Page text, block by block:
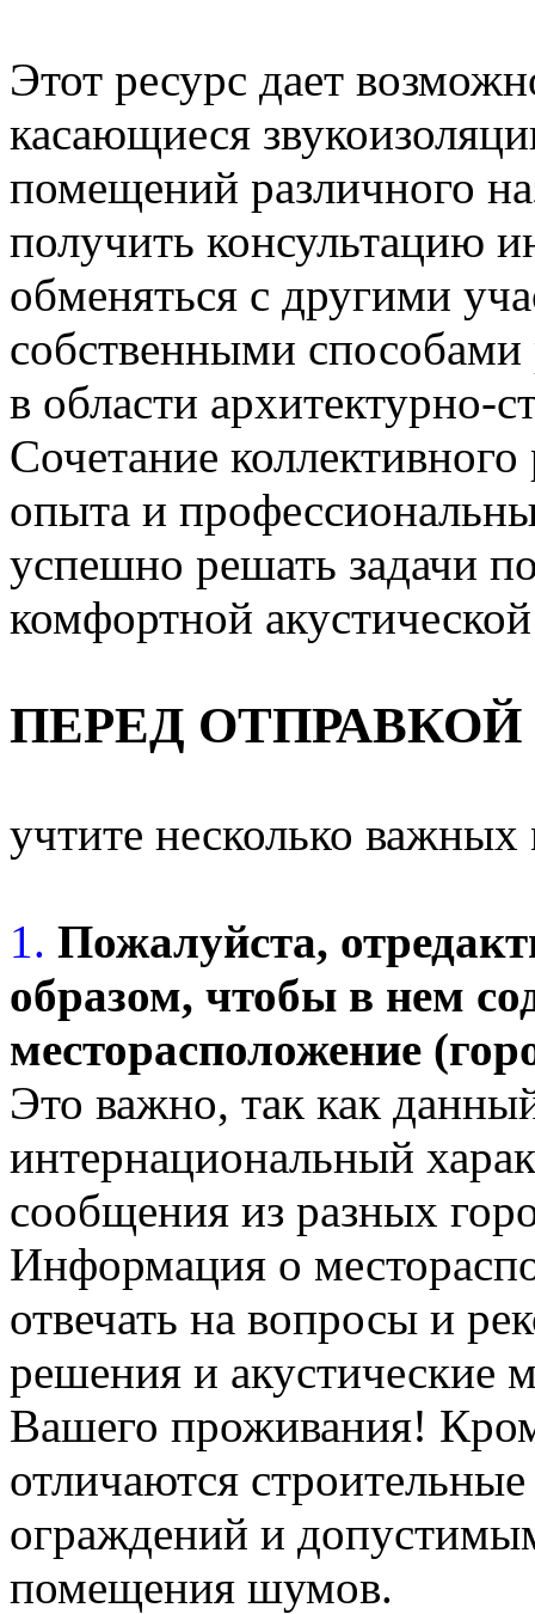
Этот ресурс дает
касающиеся
помещений различного
получить консультацию
обменяться с другими
собственными
в области архитектурно-
Сочетание
опыта и
успешно решать задачи
комфортной
ПЕРЕД
учтите несколько
1. Пожалуйста,
образом, чтобы в нем
месторасположение
Это важно, так как
интернациональный
сообщения из разных
Информация о
отвечать на вопросы и
решения и акустические
Вашего проживания!
отличаются
ограждений и
помещения шумов.